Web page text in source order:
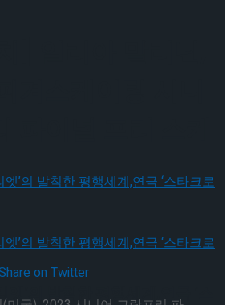
’의 발칙한 평행세계,연극 ‘스
] 일리아 말리닌,
겨스케이팅 시니
파이널 프리 스케
on Twitter